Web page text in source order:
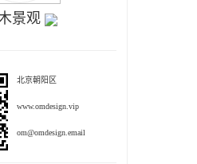
景观
北京朝阳区
www.omdesign.vip
om@omdesign.email